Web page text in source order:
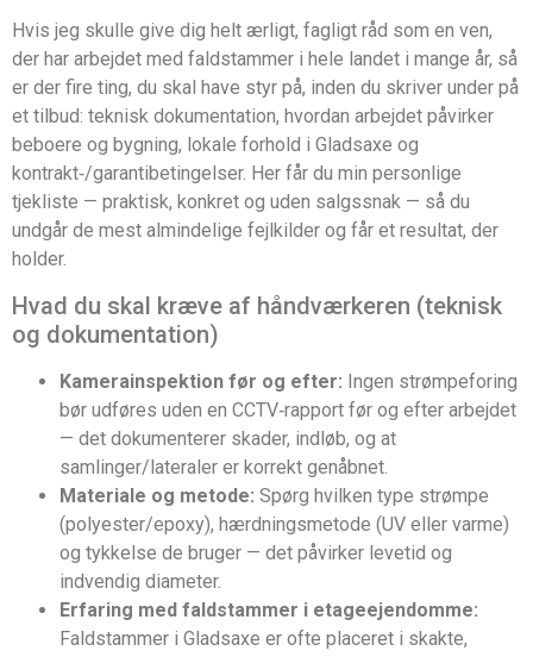
Hvis jeg skulle give dig helt ærligt, fagligt råd som en ven,
der har arbejdet med faldstammer i hele landet i mange år, så
er der fire ting, du skal have styr på, inden du skriver under på
et tilbud: teknisk dokumentation, hvordan arbejdet påvirker
beboere og bygning, lokale forhold i Gladsaxe og
kontrakt‑/garantibetingelser. Her får du min personlige
tjekliste — praktisk, konkret og uden salgssnak — så du
undgår de mest almindelige fejlkilder og får et resultat, der
holder.
Hvad du skal kræve af håndværkeren (teknisk
og dokumentation)
Kamerainspektion før og efter: Ingen strømpeforing
bør udføres uden en CCTV‑rapport før og efter arbejdet
— det dokumenterer skader, indløb, og at
samlinger/lateraler er korrekt genåbnet.
Materiale og metode: Spørg hvilken type strømpe
(polyester/epoxy), hærdningsmetode (UV eller varme)
og tykkelse de bruger — det påvirker levetid og
indvendig diameter.
Erfaring med faldstammer i etageejendomme:
Faldstammer i Gladsaxe er ofte placeret i skakte,